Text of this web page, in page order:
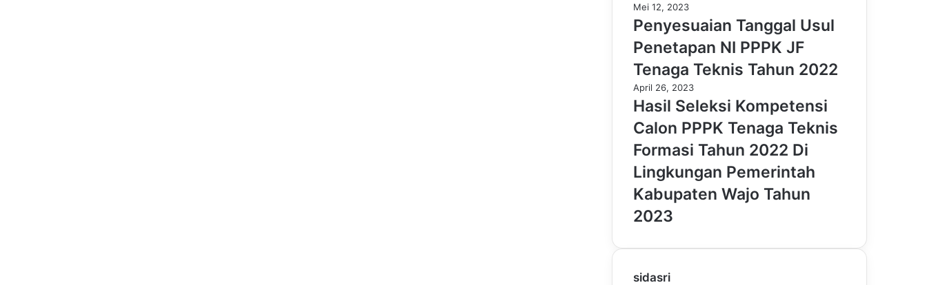
Mei 12, 2023
Penyesuaian Tanggal Usul
Penetapan NI PPPK JF
Tenaga Teknis Tahun 2022
April 26, 2023
Hasil Seleksi Kompetensi
Calon PPPK Tenaga Teknis
Formasi Tahun 2022 Di
Lingkungan Pemerintah
Kabupaten Wajo Tahun
2023
sidasri